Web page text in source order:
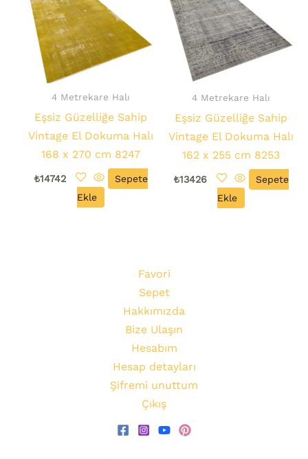
4 Metrekare Halı
Eşsiz Güzelliğe Sahip
Vintage El Dokuma Halı
168 x 270 cm 8247
₺14742
Sepete
Ekle
4 Metrekare Halı
Eşsiz Güzelliğe Sahip
Vintage El Dokuma Halı
162 x 255 cm 8253
₺13426
Sepete
Ekle
Favori
Sepet
Hakkımızda
Bize Ulaşın
Hesabım
Hesap detayları
Şifremi unuttum
Çıkış